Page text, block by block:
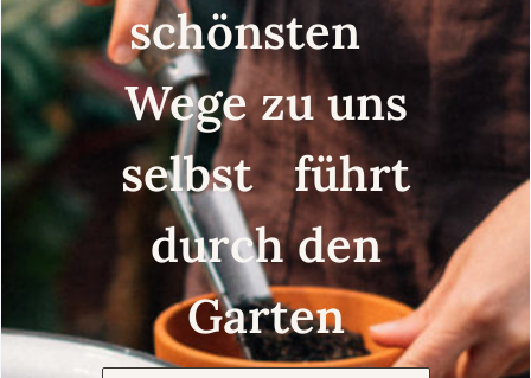
schönsten
Wege zu uns
selbst führt
durch den
Garten